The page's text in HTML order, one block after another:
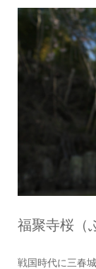
福聚寺桜（
戦国時代に三春